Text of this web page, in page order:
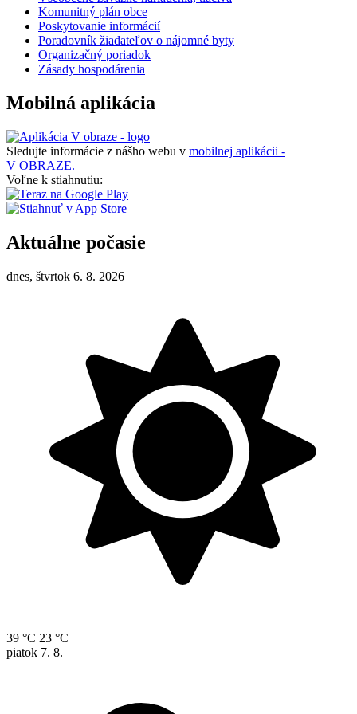
Komunitný plán obce
Poskytovanie informácií
Poradovník žiadateľov o nájomné byty
Organizačný poriadok
Zásady hospodárenia
Mobilná aplikácia
Sledujte informácie z nášho webu v mobilnej aplikácii -
V OBRAZE.
Voľne k stiahnutiu:
Aktuálne počasie
dnes, štvrtok 6. 8. 2026
39 °C 23 °C
piatok 7. 8.